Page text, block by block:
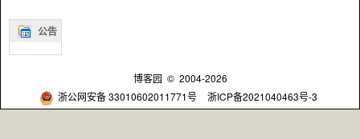
公告
博客园 © 2004-2026
浙公网安备 33010602011771号
浙ICP备2021040463号-3